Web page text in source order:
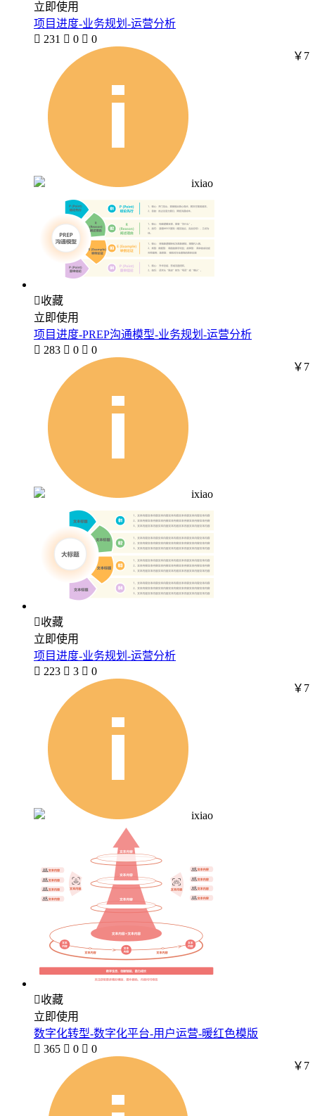
立即使用
项目进度-业务规划-运营分析
 231  0  0
ixiao
￥7
收藏
立即使用
项目进度-PREP沟通模型-业务规划-运营分析
 283  0  0
ixiao
￥7
收藏
立即使用
项目进度-业务规划-运营分析
 223  3  0
ixiao
￥7
收藏
立即使用
数字化转型-数字化平台-用户运营-暖红色模版
 365  0  0
￥7